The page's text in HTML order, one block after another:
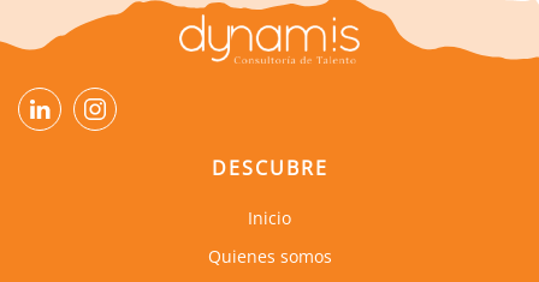
DESCUBRE
Inicio
Quienes somos